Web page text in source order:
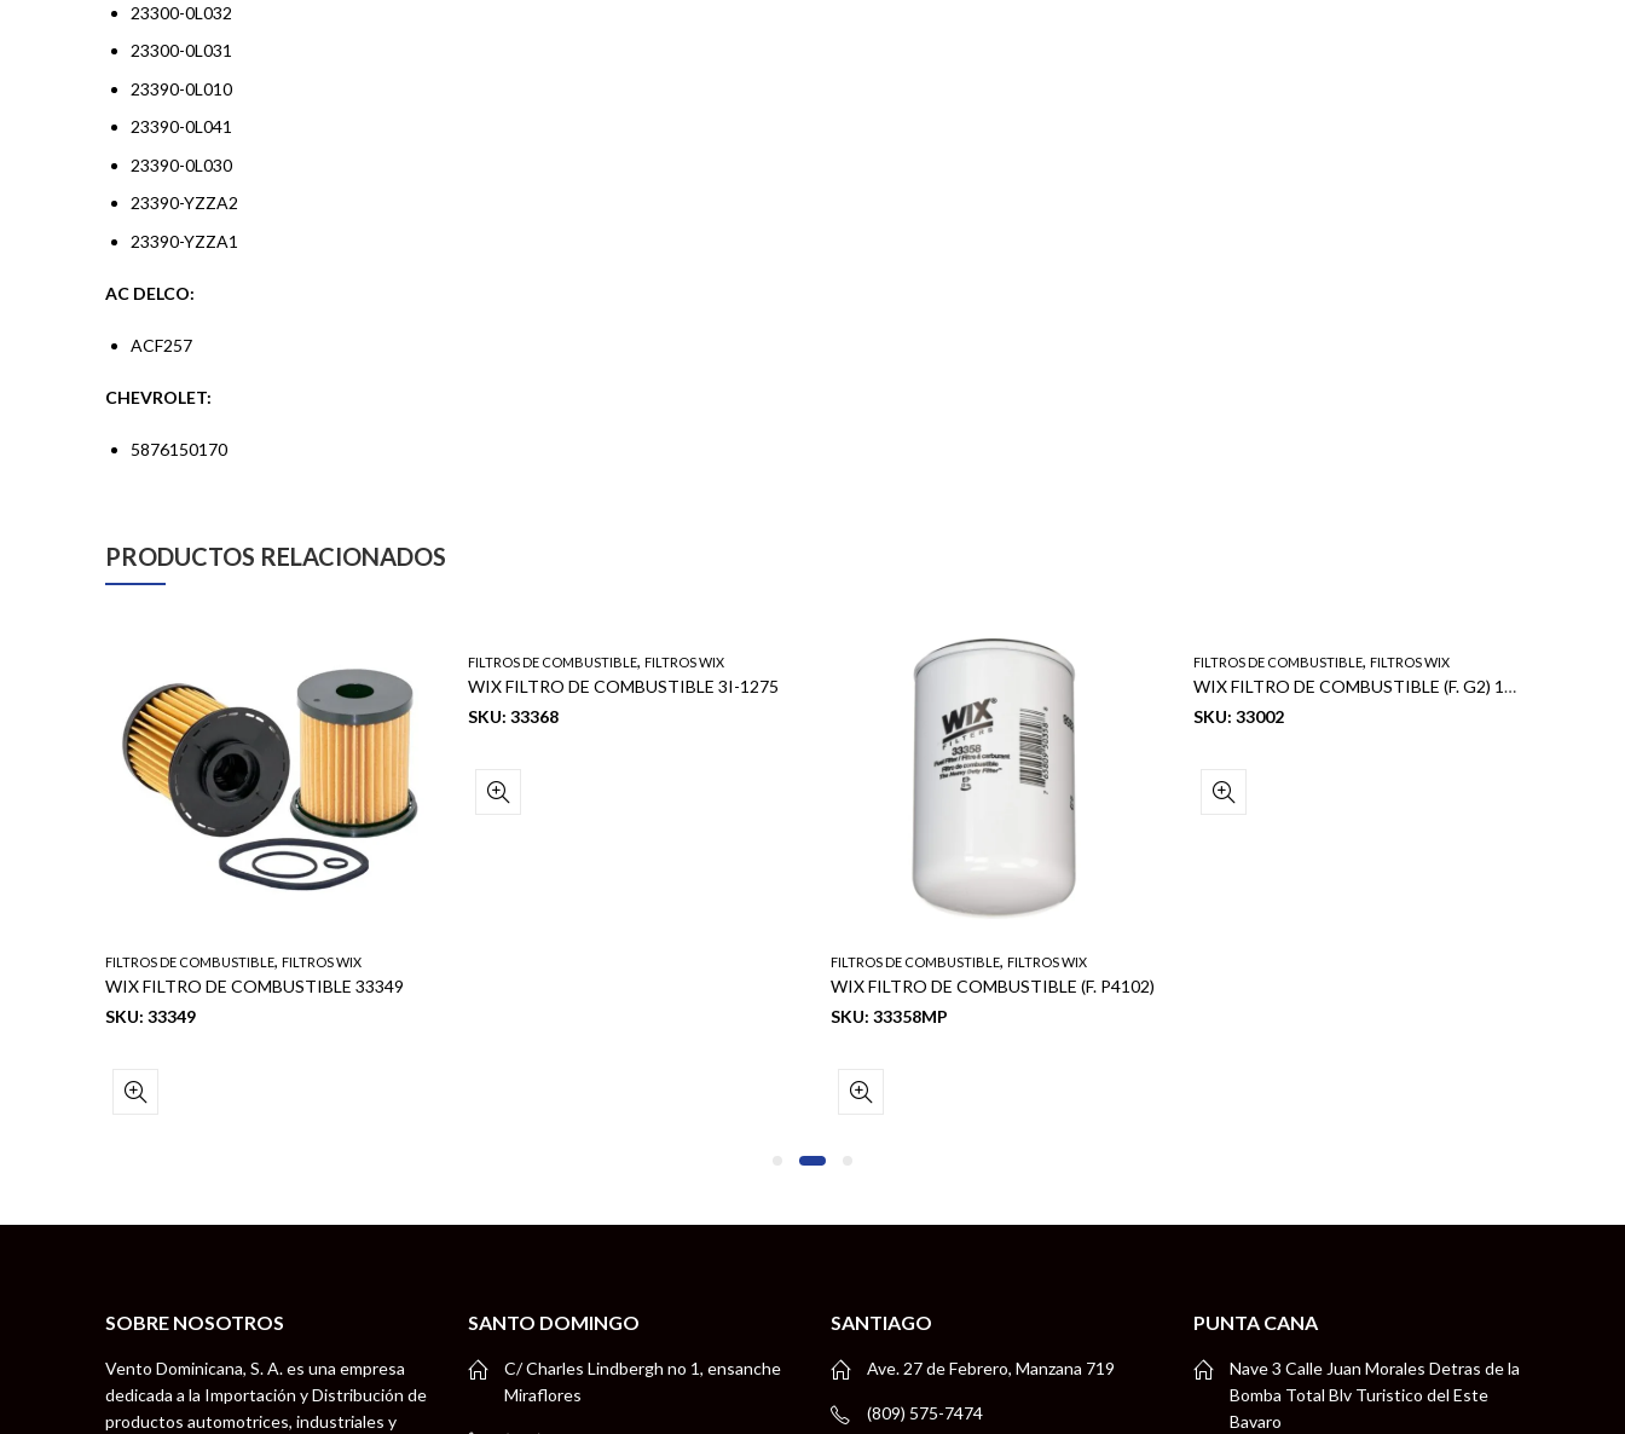
23300-0L032
23300-0L031
23390-0L010
23390-0L041
23390-0L030
23390-YZZA2
23390-YZZA1
AC DELCO:
ACF257
CHEVROLET:
5876150170
PRODUCTOS RELACIONADOS
FILTROS DE COMBUSTIBLE, FILTROS WIX
WIX FILTRO DE COMBUSTIBLE 33349
SKU: 33349
FILTROS DE COMBUSTIBLE, FILTROS WIX
WIX FILTRO DE COMBUSTIBLE 3I-1275
SKU: 33368
FILTROS DE COMBUSTIBLE, FILTROS WIX
WIX FILTRO DE COMBUSTIBLE (F. P4102)
SKU: 33358MP
FILTROS DE COMBUSTIBLE, FILTROS WIX
WIX FILTRO DE COMBUSTIBLE (F. G2) 16400-0W000
SKU: 33002
SOBRE NOSOTROS
Vento Dominicana, S. A. es una empresa
dedicada a la Importación y Distribución de
productos automotrices, industriales y
SANTO DOMINGO
C/ Charles Lindbergh no 1, ensanche
Miraflores
SANTIAGO
Ave. 27 de Febrero, Manzana 719
(809) 575-7474
PUNTA CANA
Nave 3 Calle Juan Morales Detras de la
Bomba Total Blv Turistico del Este
Bavaro